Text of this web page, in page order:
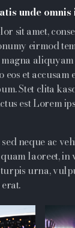
unde omnis
sit amet,
eirmod
aliquyam
et accusam
Stet clita
est Lorem
neque ac
laoreet,
urna,